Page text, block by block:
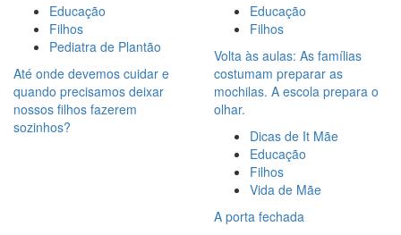
Educação
Filhos
Pediatra de Plantão
Até onde devemos cuidar e
quando precisamos deixar
nossos filhos fazerem
sozinhos?
Educação
Filhos
Volta às aulas: As famílias
costumam preparar as
mochilas. A escola prepara o
olhar.
Dicas de It Mãe
Educação
Filhos
Vida de Mãe
A porta fechada